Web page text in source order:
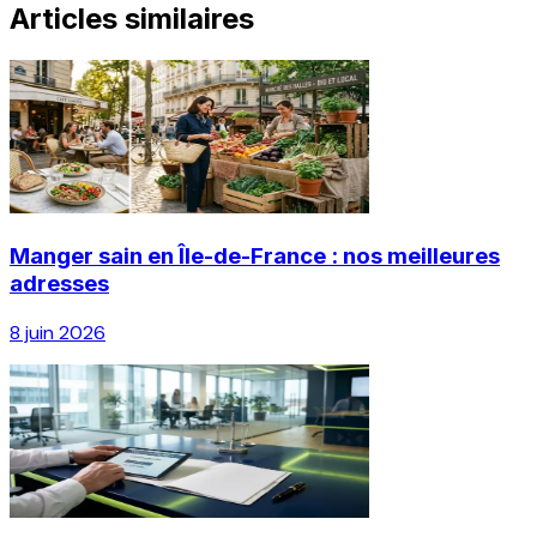
Articles similaires
Manger sain en Île-de-France : nos meilleures
adresses
8 juin 2026